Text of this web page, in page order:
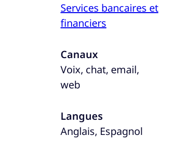
Services bancaires et
financiers
Canaux
Voix, chat, email,
web
Langues
Anglais, Espagnol